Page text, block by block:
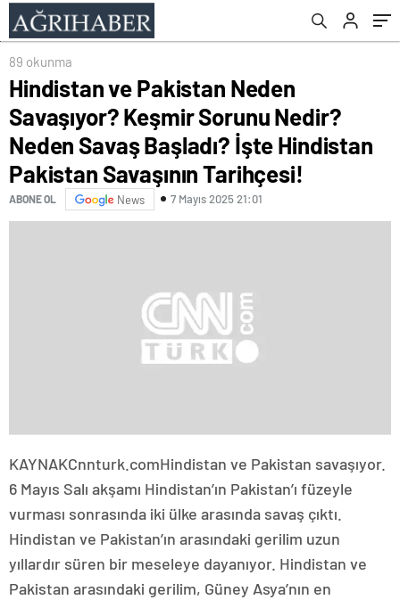
İşte Hindistan Pakistan Savaşının Tarihçesi!
89 okunma
Hindistan ve Pakistan Neden
Savaşıyor? Keşmir Sorunu Nedir?
Neden Savaş Başladı? İşte Hindistan
Pakistan Savaşının Tarihçesi!
ABONE OL News 7 Mayıs 2025 21:01
KAYNAKCnnturk.comHindistan ve Pakistan savaşıyor.
6 Mayıs Salı akşamı Hindistan’ın Pakistan’ı füzeyle
vurması sonrasında iki ülke arasında savaş çıktı.
Hindistan ve Pakistan’ın arasındaki gerilim uzun
yıllardır süren bir meseleye dayanıyor. Hindistan ve
Pakistan arasındaki gerilim, Güney Asya’nın en